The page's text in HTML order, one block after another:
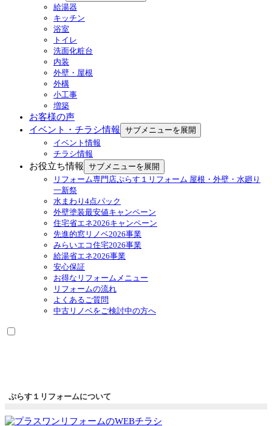
給湯器
キッチン
浴室
トイレ
洗面化粧台
内装
外壁・屋根
外構
小工事
増築
お客様の声
イベント・チラシ情報 サブメニューを展開
イベント情報
チラシ情報
お役立ち情報 サブメニューを展開
リフォーム専門店ぷらす１リフォーム 屋根・外壁・水廻り
一新祭
水まわり4点パック
外壁塗装最安値キャンペーン
住宅省エネ2026キャンペーン
先進的窓リノベ2026事業
みらいエコ住宅2026事業
給湯省エネ2026事業
安心保証
お得なリフォームメニュー
リフォームの流れ
よくあるご質問
中古リノベをご検討中の方へ
ぷらす１リフォームについて